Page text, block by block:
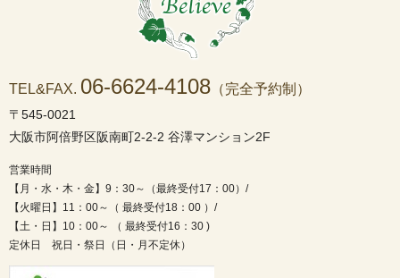
TEL&FAX. 06-6624-4108 （完全予約制）
〒545-0021
大阪市阿倍野区阪南町2-2-2 谷澤マンション2F
営業時間
【月・水・木・金】9：30～（最終受付17：00）/
【火曜日】11：00～（ 最終受付18：00 ）/
【土・日】10：00～ （ 最終受付16：30 )
定休日 祝日・祭日（日・月不定休）